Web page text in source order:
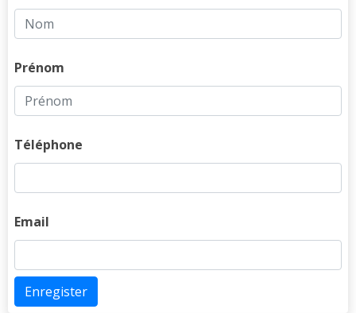
Prénom
Téléphone
Email
Enregister